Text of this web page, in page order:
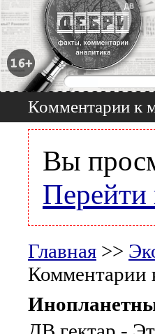
Комментарии к
Вы
Главная >>
Комментарии